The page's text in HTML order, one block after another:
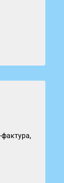
фактура,